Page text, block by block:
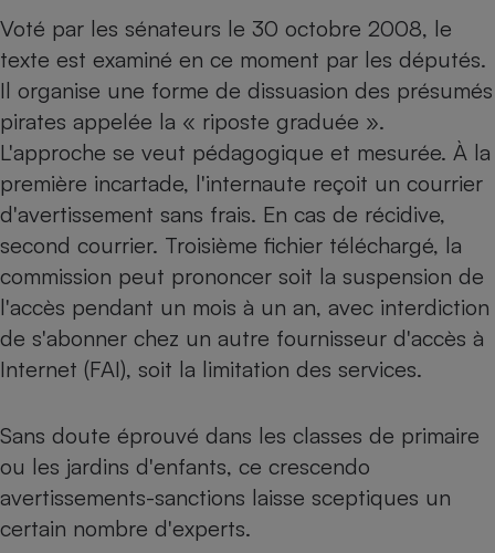
Voté par les sénateurs le 30 octobre 2008, le
texte est examiné en ce moment par les députés.
Il organise une forme de dissuasion des présumés
pirates appelée la « riposte graduée ».
L'approche se veut pédagogique et mesurée. À la
première incartade, l'internaute reçoit un courrier
d'avertissement sans frais. En cas de récidive,
second courrier. Troisième fichier téléchargé, la
commission peut prononcer soit la suspension de
l'accès pendant un mois à un an, avec interdiction
de s'abonner chez un autre fournisseur d'accès à
Internet (FAI), soit la limitation des services.
Sans doute éprouvé dans les classes de primaire
ou les jardins d'enfants, ce crescendo
avertissements-sanctions laisse sceptiques un
certain nombre d'experts.
Banque
Lave-linge
Plaque de cuisson à
induction
Téléviseur
Matelas
Radiateur électrique
Antimoustique